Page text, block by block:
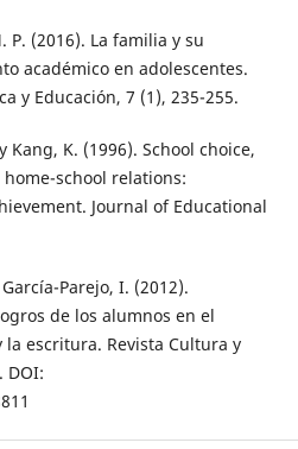
P. (2016). La familia y su
académico en adolescentes.
y Educación, 7 (1), 235-255.
Kang, K. (1996). School choice,
school relations:
Journal of Educational
Parejo, I. (2012).
de los alumnos en el
escritura. Revista Cultura y
DOI: